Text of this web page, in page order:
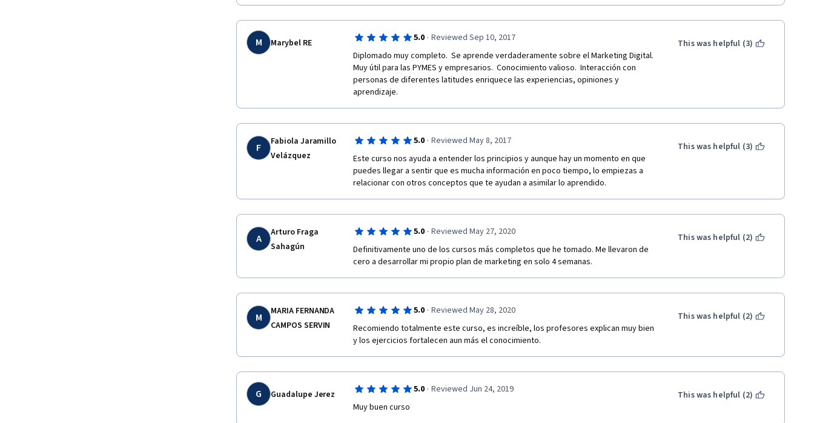
M Marybel RE 5.0 · Reviewed Sep 10, 2017
Diplomado muy completo.  Se aprende verdaderamente sobre el Marketing Digital.
Muy útil para las PYMES y empresarios.  Conocimiento valioso.  Interacción con
personas de diferentes latitudes enriquece las experiencias, opiniones y
aprendizaje.
This was helpful (3)
F
Fabiola Jaramillo
Velázquez
5.0 · Reviewed May 8, 2017
Este curso nos ayuda a entender los principios y aunque hay un momento en que
puedes llegar a sentir que es mucha información en poco tiempo, lo empiezas a
relacionar con otros conceptos que te ayudan a asimilar lo aprendido.
This was helpful (3)
A
Arturo Fraga
Sahagún
5.0 · Reviewed May 27, 2020
Definitivamente uno de los cursos más completos que he tomado. Me llevaron de
cero a desarrollar mi propio plan de marketing en solo 4 semanas.
This was helpful (2)
M
MARIA FERNANDA
CAMPOS SERVIN
5.0 · Reviewed May 28, 2020
Recomiendo totalmente este curso, es increíble, los profesores explican muy bien
y los ejercicios fortalecen aun más el conocimiento.
This was helpful (2)
G Guadalupe Jerez 5.0 · Reviewed Jun 24, 2019
Muy buen curso
This was helpful (2)